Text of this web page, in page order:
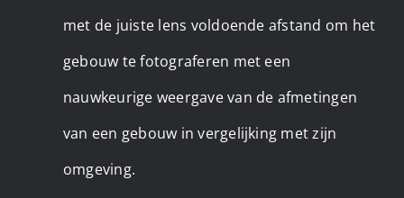
met de juiste lens voldoende afstand om het
gebouw te fotograferen met een
nauwkeurige weergave van de afmetingen
van een gebouw in vergelijking met zijn
omgeving.